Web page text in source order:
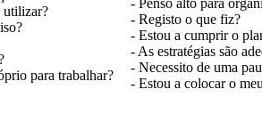
utilizar?
para trabalhar?
- Registo o que fiz?
- Estou a cumprir o
- As estratégias são
- Necessito de uma
- Estou a colocar o